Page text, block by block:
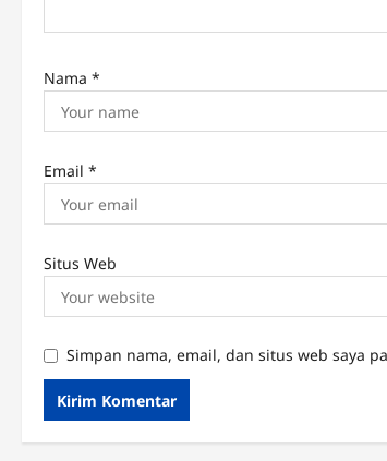
n
Nama *
Email *
Situs Web
Simpan nama, email, dan situs web saya